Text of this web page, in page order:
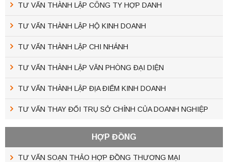
TƯ VẤN THÀNH LẬP CÔNG TY HỢP DANH
TƯ VẤN THÀNH LẬP HỘ KINH DOANH
TƯ VẤN THÀNH LẬP CHI NHÁNH
TƯ VẤN THÀNH LẬP VĂN PHÒNG ĐẠI DIỆN
TƯ VẤN THÀNH LẬP ĐỊA ĐIỂM KINH DOANH
TƯ VẤN THAY ĐỔI TRỤ SỞ CHÍNH CỦA DOANH NGHIỆP
HỢP ĐỒNG
TƯ VẤN SOẠN THẢO HỢP ĐỒNG THƯƠNG MẠI